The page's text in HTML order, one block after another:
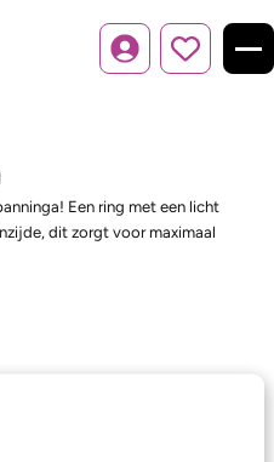
Inloggen
Een ring met een licht
dit zorgt voor maximaal